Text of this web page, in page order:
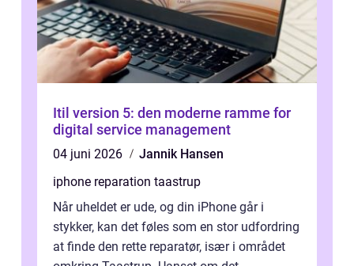
Itil version 5: den moderne ramme for
digital service management
04 juni 2026
Jannik Hansen
iphone reparation taastrup
Når uheldet er ude, og din iPhone går i
stykker, kan det føles som en stor udfordring
at finde den rette reparatør, især i området